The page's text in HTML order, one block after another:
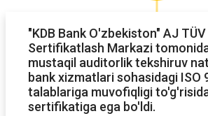
"KDB Bank O'zbekiston" AJ
Sertifikatlash Markazi
mustaqil auditorlik tekshiruv
bank xizmatlari sohasidagi ISO
talablariga muvofiqligi
sertifikatiga ega bo'ldi.